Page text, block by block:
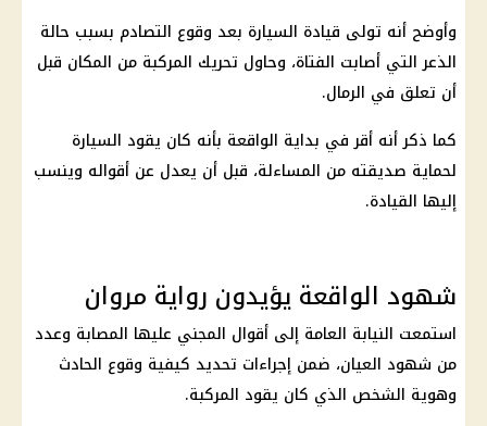
وأوضح أنه تولى قيادة السيارة بعد وقوع التصادم بسبب حالة
الذعر التي أصابت الفتاة، وحاول تحريك المركبة من المكان قبل
أن تعلق في الرمال.
كما ذكر أنه أقر في بداية الواقعة بأنه كان يقود السيارة
لحماية صديقته من المساءلة، قبل أن يعدل عن أقواله وينسب
إليها القيادة.
شهود الواقعة يؤيدون رواية مروان
استمعت النيابة العامة إلى أقوال المجني عليها المصابة وعدد
من شهود العيان، ضمن إجراءات تحديد كيفية وقوع الحادث
وهوية الشخص الذي كان يقود المركبة.